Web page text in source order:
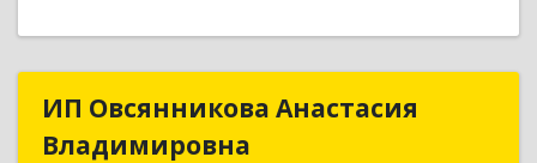
ИП Овсянникова Анастасия
Владимировна
ИП Овсянникова Анастасия